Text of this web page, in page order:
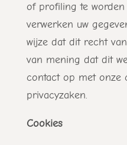
of profiling te
verwerken uw
wijze dat dit recht
van mening dat dit
contact op met onze
privacyzaken.
Cookies